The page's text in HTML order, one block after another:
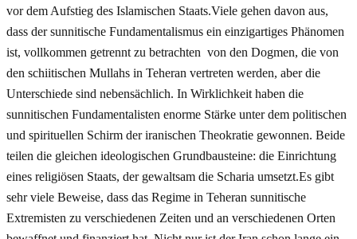
vor dem Aufstieg des Islamischen Staats.Viele gehen davon aus,
dass der sunnitische Fundamentalismus ein einzigartiges Phänomen
ist, vollkommen getrennt zu betrachten von den Dogmen, die von
den schiitischen Mullahs in Teheran vertreten werden, aber die
Unterschiede sind nebensächlich. In Wirklichkeit haben die
sunnitischen Fundamentalisten enorme Stärke unter dem politischen
und spirituellen Schirm der iranischen Theokratie gewonnen. Beide
teilen die gleichen ideologischen Grundbausteine: die Einrichtung
eines religiösen Staats, der gewaltsam die Scharia umsetzt.Es gibt
sehr viele Beweise, dass das Regime in Teheran sunnitische
Extremisten zu verschiedenen Zeiten und an verschiedenen Orten